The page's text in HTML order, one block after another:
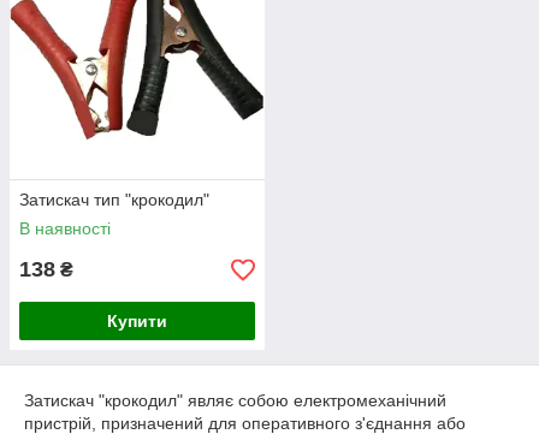
Затискач тип "крокодил"
В наявності
138 ₴
Купити
Затискач "крокодил" являє собою електромеханічний
пристрій, призначений для оперативного з'єднання або